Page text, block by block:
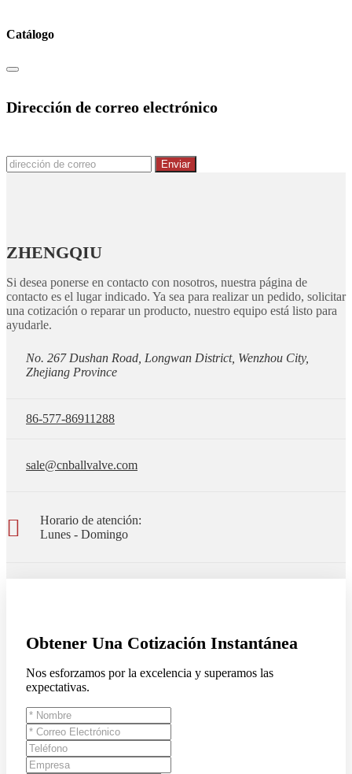
Catálogo
Dirección de correo electrónico
Enviar
ZHENGQIU
Si desea ponerse en contacto con nosotros, nuestra página de
contacto es el lugar indicado. Ya sea para realizar un pedido, solicitar
una cotización o reparar un producto, nuestro equipo está listo para
ayudarle.
No. 267 Dushan Road, Longwan District, Wenzhou City,
Zhejiang Province
86-577-86911288
sale@cnballvalve.com
Horario de atención:
Lunes - Domingo
Obtener Una Cotización Instantánea
Nos esforzamos por la excelencia y superamos las
expectativas.